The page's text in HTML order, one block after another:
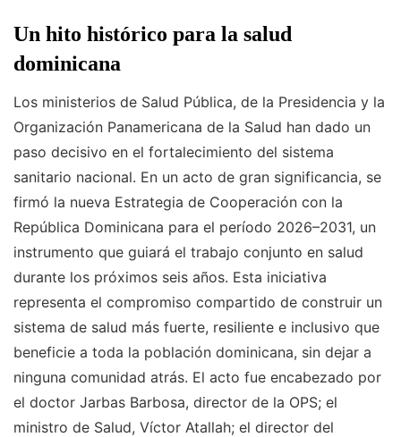
Un hito histórico para la salud
dominicana
Los ministerios de Salud Pública, de la Presidencia y la
Organización Panamericana de la Salud han dado un
paso decisivo en el fortalecimiento del sistema
sanitario nacional. En un acto de gran significancia, se
firmó la nueva Estrategia de Cooperación con la
República Dominicana para el período 2026–2031, un
instrumento que guiará el trabajo conjunto en salud
durante los próximos seis años. Esta iniciativa
representa el compromiso compartido de construir un
sistema de salud más fuerte, resiliente e inclusivo que
beneficie a toda la población dominicana, sin dejar a
ninguna comunidad atrás. El acto fue encabezado por
el doctor Jarbas Barbosa, director de la OPS; el
ministro de Salud, Víctor Atallah; el director del